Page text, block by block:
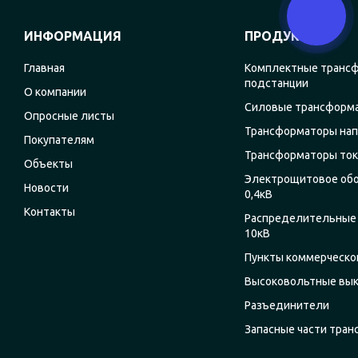
ИНФОРМАЦИЯ
Главная
О компании
Опросные листы
Покупателям
Объекты
Новости
Контакты
ПРОДУКЦИЯ
Комплектные
подстанции
Силовые
Трансформаторы
Трансформаторы
Электрощитовое
0,4кВ
Распределительные
10кВ
Пункты
Высоковольтные
Разъединители
Запасные части